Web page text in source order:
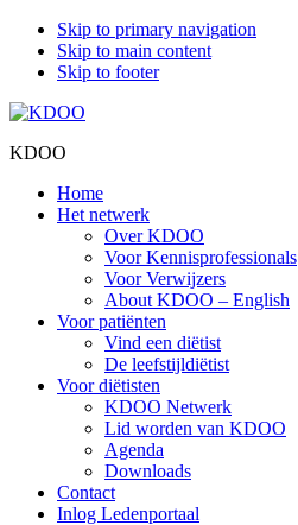
Skip to primary navigation
Skip to main content
Skip to footer
KDOO
Home
Het netwerk
Over KDOO
Voor Kennisprofessionals
Voor Verwijzers
About KDOO – English
Voor patiënten
Vind een diëtist
De leefstijldiëtist
Voor diëtisten
KDOO Netwerk
Lid worden van KDOO
Agenda
Downloads
Contact
Inlog Ledenportaal